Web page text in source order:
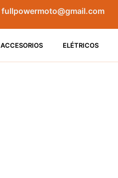
fullpowermoto@gmail.com
ACCESORIOS ELÉTRICOS